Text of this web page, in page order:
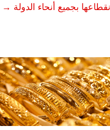
بجميع أنحاء الدولة →
ناس وناس